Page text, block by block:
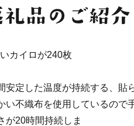
カイロが240枚
安定した温度が持続する、貼
い不織布を使用しているので
が20時間持続しま